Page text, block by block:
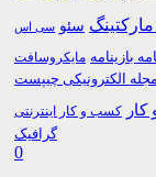
سئو سی اس
بازینامه مایکروسافت
مجله الکترونیکی چیپست
کسب و کار اینترنتی
گرافیک
0